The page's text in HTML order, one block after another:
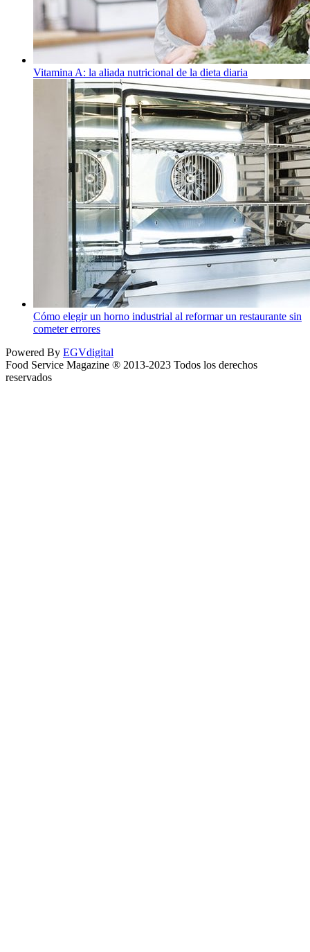
Vitamina A: la aliada nutricional de la dieta diaria
Cómo elegir un horno industrial al reformar un restaurante sin
cometer errores
Powered By EGVdigital
Food Service Magazine ® 2013-2023 Todos los derechos
reservados